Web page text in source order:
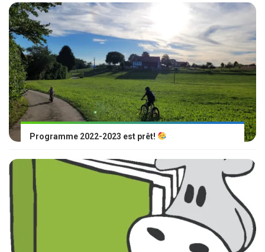
Programme 2022-2023 est prêt!